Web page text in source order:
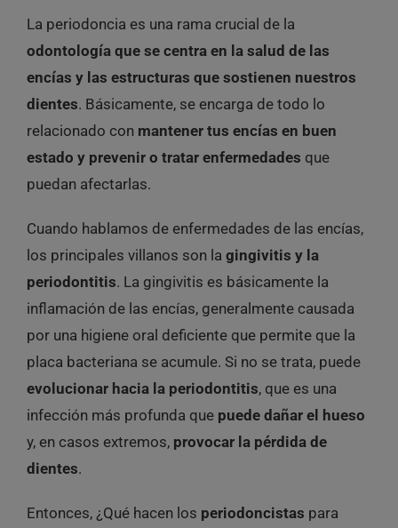
La periodoncia es una rama crucial de la
odontología que se centra en la salud de las
encías y las estructuras que sostienen nuestros
dientes. Básicamente, se encarga de todo lo
relacionado con mantener tus encías en buen
estado y prevenir o tratar enfermedades que
puedan afectarlas.
Cuando hablamos de enfermedades de las encías,
los principales villanos son la gingivitis y la
periodontitis. La gingivitis es básicamente la
inflamación de las encías, generalmente causada
por una higiene oral deficiente que permite que la
placa bacteriana se acumule. Si no se trata, puede
evolucionar hacia la periodontitis, que es una
infección más profunda que puede dañar el hueso
y, en casos extremos, provocar la pérdida de
dientes.
Entonces, ¿Qué hacen los periodoncistas para